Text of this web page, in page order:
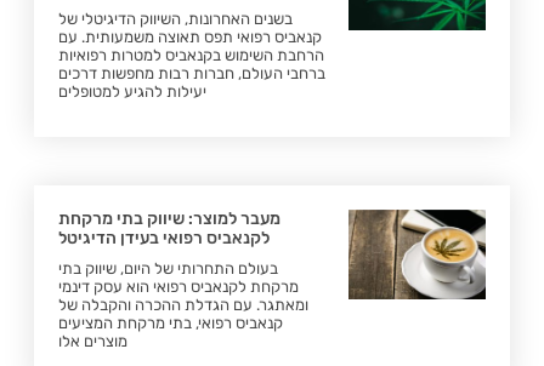
בשנים האחרונות, השיווק הדיגיטלי של
קנאביס רפואי תפס תאוצה משמעותית. עם
הרחבת השימוש בקנאביס למטרות רפואיות
ברחבי העולם, חברות רבות מחפשות דרכים
יעילות להגיע למטופלים
מעבר למוצר: שיווק בתי מרקחת
לקנאביס רפואי בעידן הדיגיטל
בעולם התחרותי של היום, שיווק בתי
מרקחת לקנאביס רפואי הוא עסק דינמי
ומאתגר. עם הגדלת ההכרה והקבלה של
קנאביס רפואי, בתי מרקחת המציעים
מוצרים אלו